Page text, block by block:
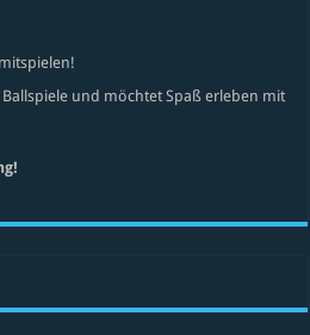
und möchtet Spaß erleben mit